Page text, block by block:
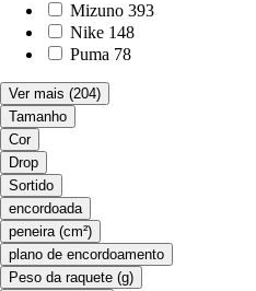
Mizuno 393
Nike 148
Puma 78
Ver mais (204)
Tamanho
Cor
Drop
Sortido
encordoada
peneira (cm²)
plano de encordoamento
Peso da raquete (g)